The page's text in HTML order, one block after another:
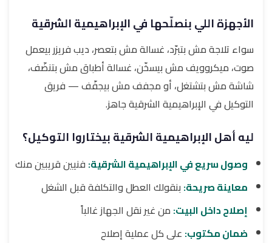
الأجهزة اللي بنصلّحها في الإبراهيمية الشرقية
سواء تلاجة مش بتبرّد، غسالة مش بتعصر، ديب فريزر بيعمل
صوت، ميكروويف مش بيسخّن، غسالة أطباق مش بتنضّف،
شاشة مش بتشتغل، أو مجفف مش بيجفّف — فريق
التوكيل في الإبراهيمية الشرقية جاهز.
ليه أهل الإبراهيمية الشرقية بيختاروا التوكيل؟
وصول سريع في الإبراهيمية الشرقية: فنيين قريبين منك
معاينة صريحة: بنقولك العطل والتكلفة قبل الشغل
إصلاح داخل البيت: من غير نقل الجهاز غالباً
ضمان مكتوب: على كل عملية إصلاح